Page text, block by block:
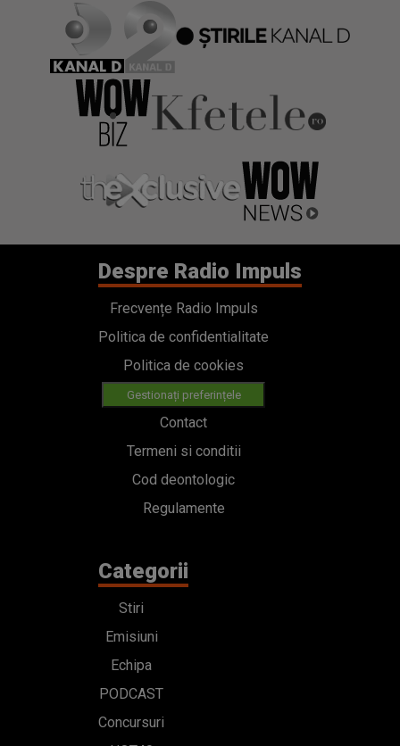
Despre Radio Impuls
Frecvențe Radio Impuls
Politica de confidentialitate
Politica de cookies
Gestionați preferințele
Contact
Termeni si conditii
Cod deontologic
Regulamente
Categorii
Stiri
Emisiuni
Echipa
PODCAST
Concursuri